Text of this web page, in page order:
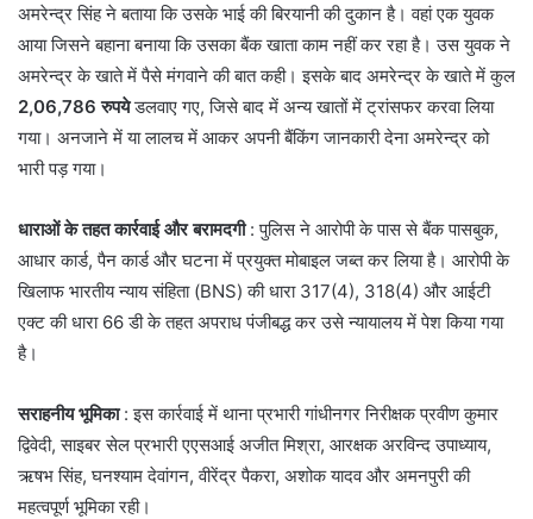
अमरेन्द्र सिंह ने बताया कि उसके भाई की बिरयानी की दुकान है। वहां एक युवक
आया जिसने बहाना बनाया कि उसका बैंक खाता काम नहीं कर रहा है। उस युवक ने
अमरेन्द्र के खाते में पैसे मंगवाने की बात कही। इसके बाद अमरेन्द्र के खाते में कुल
2,06,786 रुपयेडलवाए गए, जिसे बाद में अन्य खातों में ट्रांसफर करवा लिया
गया। अनजाने में या लालच में आकर अपनी बैंकिंग जानकारी देना अमरेन्द्र को
भारी पड़ गया।
धाराओं के तहत कार्रवाई और बरामदगी: पुलिस ने आरोपी के पास से बैंक पासबुक,
आधार कार्ड, पैन कार्ड और घटना में प्रयुक्त मोबाइल जब्त कर लिया है। आरोपी के
खिलाफ भारतीय न्याय संहिता (BNS) की धारा 317(4), 318(4) और आईटी
एक्ट की धारा 66 डी के तहत अपराध पंजीबद्ध कर उसे न्यायालय में पेश किया गया
है।
सराहनीय भूमिका: इस कार्रवाई में थाना प्रभारी गांधीनगर निरीक्षक प्रवीण कुमार
द्विवेदी, साइबर सेल प्रभारी एएसआई अजीत मिश्रा, आरक्षक अरविन्द उपाध्याय,
ऋषभ सिंह, घनश्याम देवांगन, वीरेंद्र पैकरा, अशोक यादव और अमनपुरी की
महत्वपूर्ण भूमिका रही।